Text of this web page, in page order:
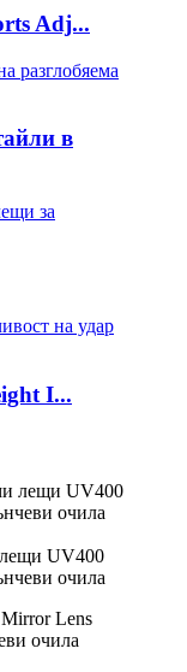
Adj...
в
I...
UV400
очила